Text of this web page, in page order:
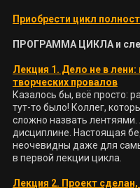
Приобрести цикл
ПРОГРАММА ЦИКЛА и
Лекция 1. Дело не в
творческих провалов
Казалось бы, всё просто:
тут-то было! Коллег,
сложно назвать лентяями.
дисциплине. Настоящая
неочевидны даже для
в первой лекции цикла.
Лекция 2. Проект